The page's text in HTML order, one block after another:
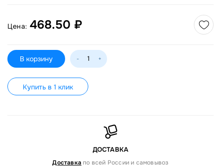
Цена: 468.50 ₽
В корзину - +
Купить в 1 клик
ДОСТАВКА
Доставка по всей России и самовывоз